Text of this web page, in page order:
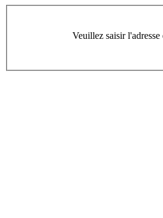
Veuillez saisir